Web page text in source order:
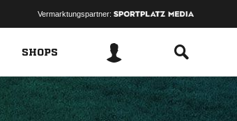
Vermarktungspartner:
SHOPS